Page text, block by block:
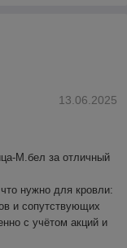
13.06.2025
М.бел за отличный
нужно для кровли:
и сопутствующих
с учётом акций и